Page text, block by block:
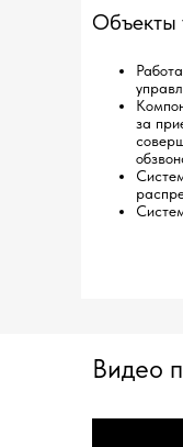
Объекты
за
Видео